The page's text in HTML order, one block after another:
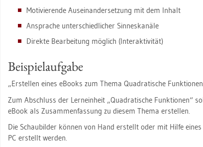
Mo­ti­vie­ren­de Aus­ein­an­der­set­zung mit dem In­halt
An­spra­che un­ter­schied­li­cher Sin­ne­s­ka­nä­le
Di­rek­te Be­ar­bei­tung mög­lich (In­ter­ak­ti­vi­tät)
Bei­spiel­auf­ga­be
„Er­stel­len eines eBooks zum Thema Qua­dra­ti­sche
Zum Ab­schluss der Ler­nein­heit „Qua­dra­ti­sche Funk­tio­nen“
eBook als Zu­sam­men­fas­sung zu die­sem Thema er­stel­len.
Die Schau­bil­der kön­nen von Hand er­stellt oder mit Hilfe
PC er­stellt wer­den.